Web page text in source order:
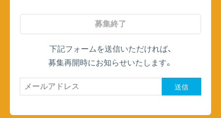
募集終了
下記フォームを送信いただければ、
募集再開時にお知らせいたします。
送信